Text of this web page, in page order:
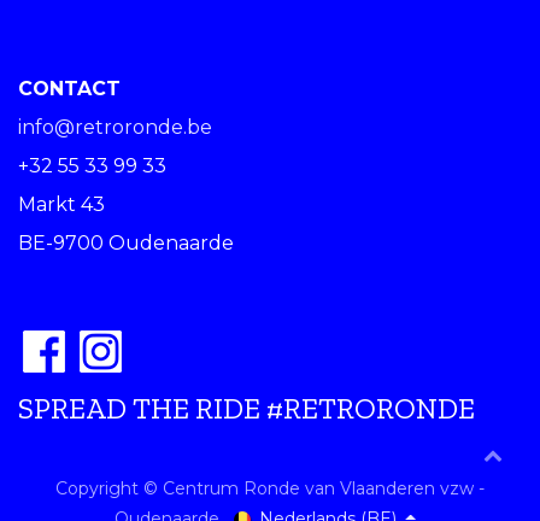
CONTACT
info@retroronde.be
+32 55 33 99 33
Markt 43
BE-9700 Oudenaarde
SPREAD THE RIDE #RETRORONDE
Copyright © Centrum Ronde van Vlaanderen vzw -